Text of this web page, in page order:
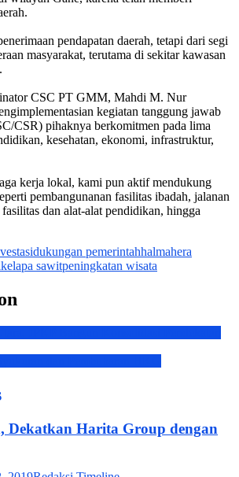
pendapatan daerah, tetapi dari segi
masyarakat, terutama di sekitar kawasan
CSC PT GMM, Mahdi M. Nur
kegiatan tanggung jawab
CSR) pihaknya berkomitmen pada lima
kesehatan, ekonomi, infrastruktur,
kerja lokal, kami pun aktif mendukung
pembangunanan fasilitas ibadah, jalanan
dan alat-alat pendidikan, hingga
dukungan pemerintahhalmahera
kelapa sawitpeningkatan wisata
Dekatkan Harita Group dengan